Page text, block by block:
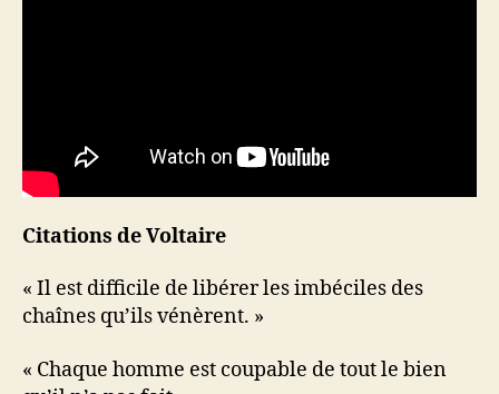
Citations de Voltaire
« Il est difficile de libérer les imbéciles des
chaînes qu’ils vénèrent. »
« Chaque homme est coupable de tout le bien